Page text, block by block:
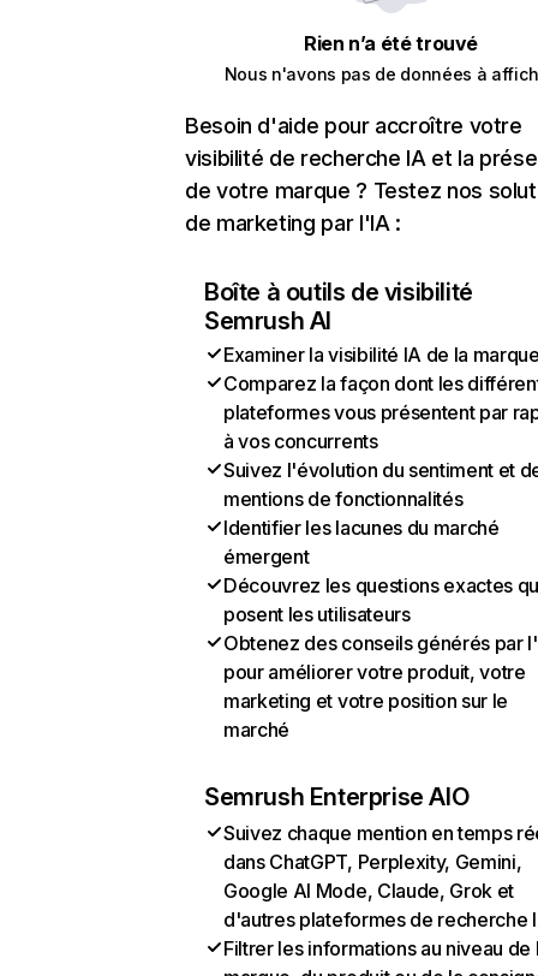
Rien n’a été trouvé
Nous n'avons pas de données à
Besoin d'aide pour accroître votre
visibilité de recherche IA et la
de votre marque ? Testez nos
de marketing par l'IA :
Boîte à outils de visibilité
Semrush AI
Examiner la visibilité IA de la
Comparez la façon dont les
plateformes vous présentent par
à vos concurrents
Suivez l'évolution du sentiment et
mentions de fonctionnalités
Identifier les lacunes du marché
émergent
Découvrez les questions exactes
posent les utilisateurs
Obtenez des conseils générés par
pour améliorer votre produit, votre
marketing et votre position sur le
marché
Semrush Enterprise AIO
Suivez chaque mention en temps
dans ChatGPT, Perplexity, Gemini,
Google AI Mode, Claude, Grok et
d'autres plateformes de recherche
Filtrer les informations au niveau de